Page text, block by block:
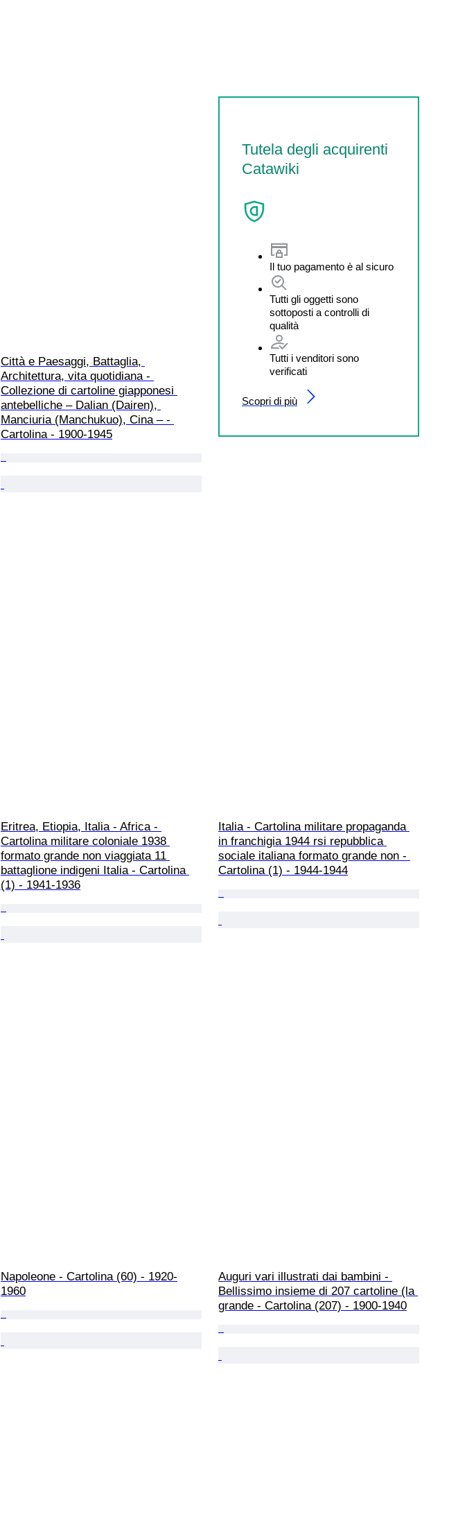
Tutela degli acquirenti
Catawiki
Il tuo pagamento è al sicuro
Tutti gli oggetti sono
sottoposti a controlli di
qualità
Tutti i venditori sono
verificati
Scopri di più
Città e Paesaggi, Battaglia,
Architettura, vita quotidiana -
Collezione di cartoline giapponesi
antebelliche – Dalian (Dairen),
Manciuria (Manchukuo), Cina – -
Cartolina - 1900-1945
Eritrea, Etiopia, Italia - Africa -
Cartolina militare coloniale 1938
formato grande non viaggiata 11
battaglione indigeni Italia - Cartolina
(1) - 1941-1936
Italia - Cartolina militare propaganda
in franchigia 1944 rsi repubblica
sociale italiana formato grande non -
Cartolina (1) - 1944-1944
Napoleone - Cartolina (60) - 1920-
1960
Auguri vari illustrati dai bambini -
Bellissimo insieme di 207 cartoline (la
grande - Cartolina (207) - 1900-1940